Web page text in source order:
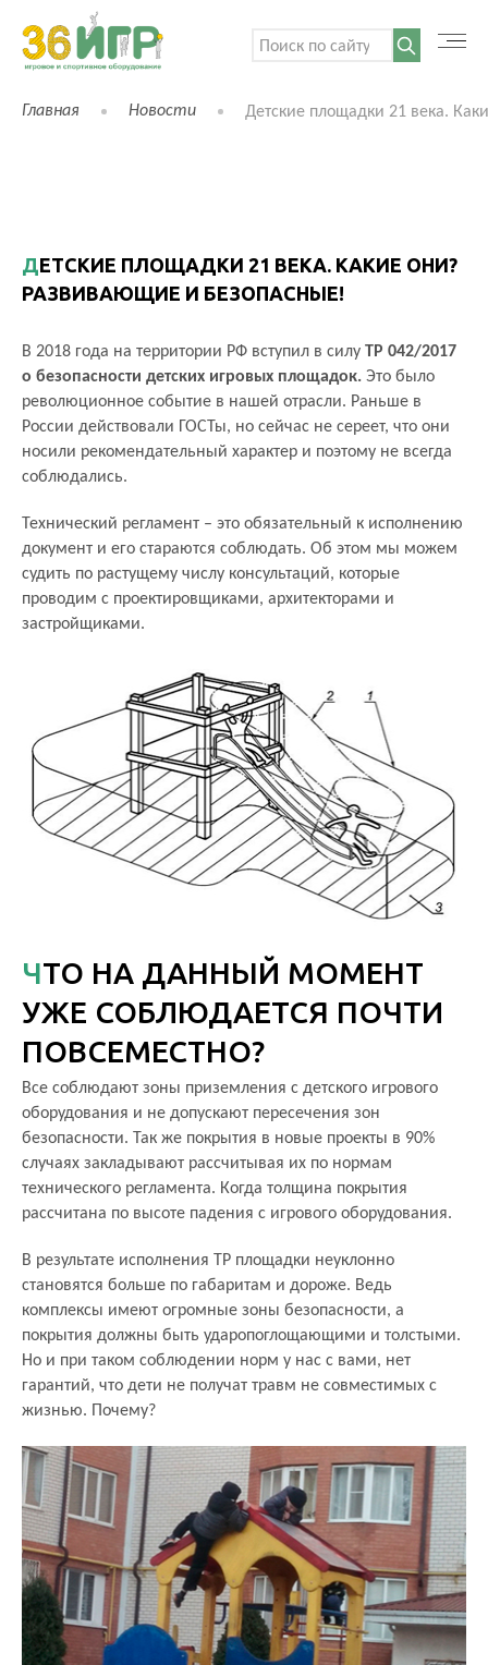
О КОМПАНИИ
АКЦИИ
ОБЗОРЫ
ПРОЕКТЫ
КОНТАКТЫ
+7 (473) 212-11-30
Поиск:
Главная Новости Детские площадки 21 века.
ДЕТСКИЕ ПЛОЩАДКИ 21 ВЕКА. КАКИЕ ОНИ?
РАЗВИВАЮЩИЕ И БЕЗОПАСНЫЕ!
В 2018 года на территории РФ вступил в силу ТР 042/2017
о безопасности детских игровых площадок. Это было
революционное событие в нашей отрасли. Раньше в
России действовали ГОСТы, но сейчас не сереет, что они
носили рекомендательный характер и поэтому не всегда
соблюдались.
Технический регламент – это обязательный к исполнению
документ и его стараются соблюдать. Об этом мы можем
судить по растущему числу консультаций, которые
проводим с проектировщиками, архитекторами и
застройщиками.
ЧТО НА ДАННЫЙ МОМЕНТ
УЖЕ СОБЛЮДАЕТСЯ ПОЧТИ
ПОВСЕМЕСТНО?
Все соблюдают зоны приземления с детского игрового
оборудования и не допускают пересечения зон
безопасности. Так же покрытия в новые проекты в 90%
случаях закладывают рассчитывая их по нормам
технического регламента. Когда толщина покрытия
рассчитана по высоте падения с игрового оборудования.
В результате исполнения ТР площадки неуклонно
становятся больше по габаритам и дороже. Ведь
комплексы имеют огромные зоны безопасности, а
покрытия должны быть ударопоглощающими и толстыми.
Но и при таком соблюдении норм у нас с вами, нет
гарантий, что дети не получат травм не совместимых с
жизнью. Почему?